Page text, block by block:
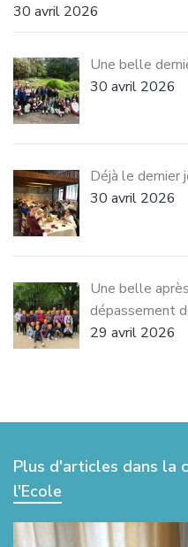
30 avril 2026
Une belle
30 avril 2026
Déjà le dernier
30 avril 2026
Une belle
dépassement
29 avril 2026
Plus d'articles dans la
l'Ecole